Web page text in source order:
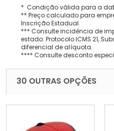
* Condição válida para a
** Preço calculado para
Inscrição Estadual.
*** Consulte incidência de
estado: Protocolo ICMS 21,
diferencial de alíquota.
**** Consulte desconto
30 OUTRAS OPÇÕES